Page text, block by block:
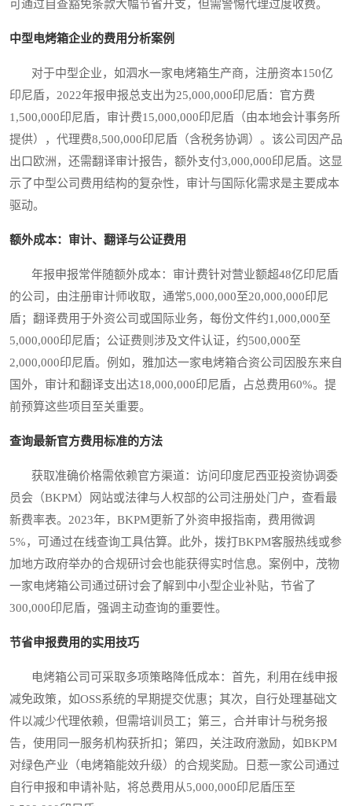
可通过自查豁免条款大幅节省开支，但需警惕代理过度收费。
中型电烤箱企业的费用分析案例
对于中型企业，如泗水一家电烤箱生产商，注册资本150亿
印尼盾，2022年报申报总支出为25,000,000印尼盾：官方费
1,500,000印尼盾，审计费15,000,000印尼盾（由本地会计事务所
提供），代理费8,500,000印尼盾（含税务协调）。该公司因产品
出口欧洲，还需翻译审计报告，额外支付3,000,000印尼盾。这显
示了中型公司费用结构的复杂性，审计与国际化需求是主要成本
驱动。
额外成本：审计、翻译与公证费用
年报申报常伴随额外成本：审计费针对营业额超48亿印尼盾
的公司，由注册审计师收取，通常5,000,000至20,000,000印尼
盾；翻译费用于外资公司或国际业务，每份文件约1,000,000至
5,000,000印尼盾；公证费则涉及文件认证，约500,000至
2,000,000印尼盾。例如，雅加达一家电烤箱合资公司因股东来自
国外，审计和翻译支出达18,000,000印尼盾，占总费用60%。提
前预算这些项目至关重要。
查询最新官方费用标准的方法
获取准确价格需依赖官方渠道：访问印度尼西亚投资协调委
员会（BKPM）网站或法律与人权部的公司注册处门户，查看最
新费率表。2023年，BKPM更新了外资申报指南，费用微调
5%，可通过在线查询工具估算。此外，拨打BKPM客服热线或参
加地方政府举办的合规研讨会也能获得实时信息。案例中，茂物
一家电烤箱公司通过研讨会了解到中小型企业补贴，节省了
300,000印尼盾，强调主动查询的重要性。
节省申报费用的实用技巧
电烤箱公司可采取多项策略降低成本：首先，利用在线申报
减免政策，如OSS系统的早期提交优惠；其次，自行处理基础文
件以减少代理依赖，但需培训员工；第三，合并审计与税务报
告，使用同一服务机构获折扣；第四，关注政府激励，如BKPM
对绿色产业（电烤箱能效升级）的合规奖励。日惹一家公司通过
自行申报和申请补贴，将总费用从5,000,000印尼盾压至